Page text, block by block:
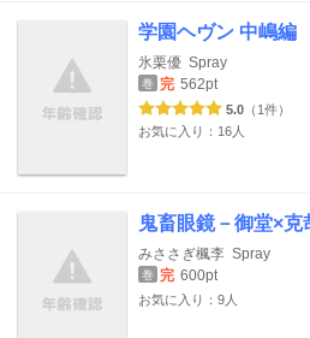
学園ヘヴン 中嶋編
氷栗優 Spray
巻 完 562pt
5.0 （1件）
お気に入り：16人
鬼畜眼鏡－御堂×克
みささぎ楓李 Spray
巻 完 600pt
お気に入り：9人